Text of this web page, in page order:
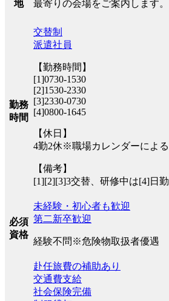
地
最寄りの会場をご案内します。
勤務
時間
交替制
派遣社員
【勤務時間】
[1]0730-1530
[2]1530-2330
[3]2330-0730
[4]0800-1645
【休日】
4勤2休※職場カレンダーによる
【備考】
[1][2][3]3交替、研修中は[4]日勤
必須
資格
未経験・初心者も歓迎
第二新卒歓迎
経験不問※危険物取扱者優遇
赴任旅費の補助あり
交通費支給
社会保険完備